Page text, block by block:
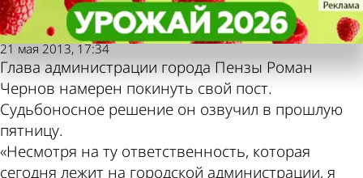
Роман Чернов подал заявление
Молодой
ленинец
21 мая 2013, 17:34
Глава администрации города Пензы Роман
Чернов намерен покинуть свой пост.
Судьбоносное решение он озвучил в прошлую
пятницу.
«Несмотря на ту ответственность, которая
сегодня лежит на городской администрации, я
Роман Чернов подал заявление
Молодой
ленинец
Также пресса
пишет по этой
теме
Погода и курсы
валют в Пензе